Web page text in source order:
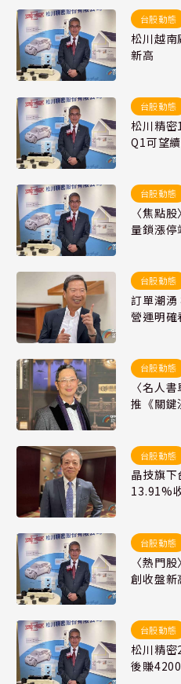
台股動態
松川越南
新高
台股動態
松川精
Q1可望
台股動態
〈焦點
量鎖漲停
台股動態
訂單潮湧
營運明確
台股動態
〈名人
推《關鍵
台股動態
晶技旗
13.91%
台股動態
〈熱門
創收盤
台股動態
松川精
後賺